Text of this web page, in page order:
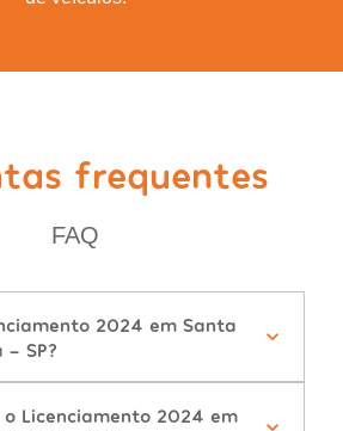
frequentes
FAQ
2024 em Santa
- SP?
Licenciamento 2024 em